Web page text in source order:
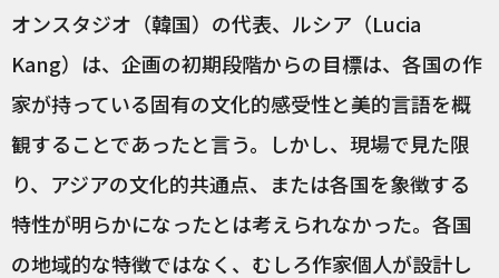
オンスタジオ（韓国）の代表、ルシア（Lucia
Kang）は、企画の初期段階からの目標は、各国の作
家が持っている固有の文化的感受性と美的言語を概
観することであったと言う。しかし、現場で見た限
り、アジアの文化的共通点、または各国を象徴する
特性が明らかになったとは考えられなかった。各国
の地域的な特徴ではなく、むしろ作家個人が設計し